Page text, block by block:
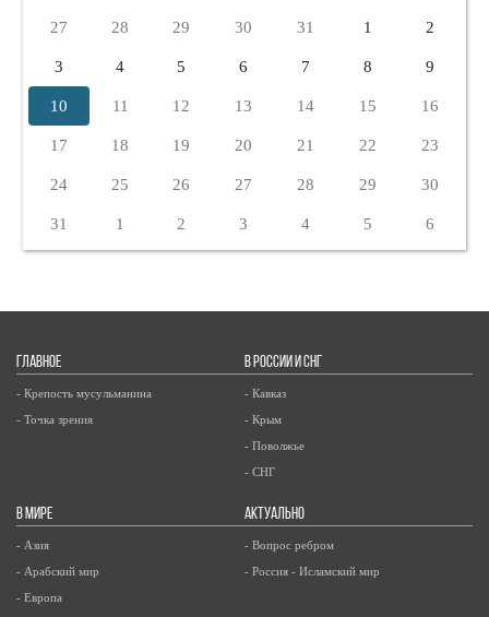
27 28 29 30 31 1 2
3 4 5 6 7 8 9
10 11 12 13 14 15 16
17 18 19 20 21 22 23
24 25 26 27 28 29 30
31 1 2 3 4 5 6
ГЛАВНОЕ
- Крепость мусульманина
- Точка зрения
В РОССИИ И СНГ
- Кавказ
- Крым
- Поволжье
- СНГ
В МИРЕ
- Азия
- Арабский мир
- Европа
АКТУАЛЬНО
- Вопрос ребром
- Россия - Исламский мир